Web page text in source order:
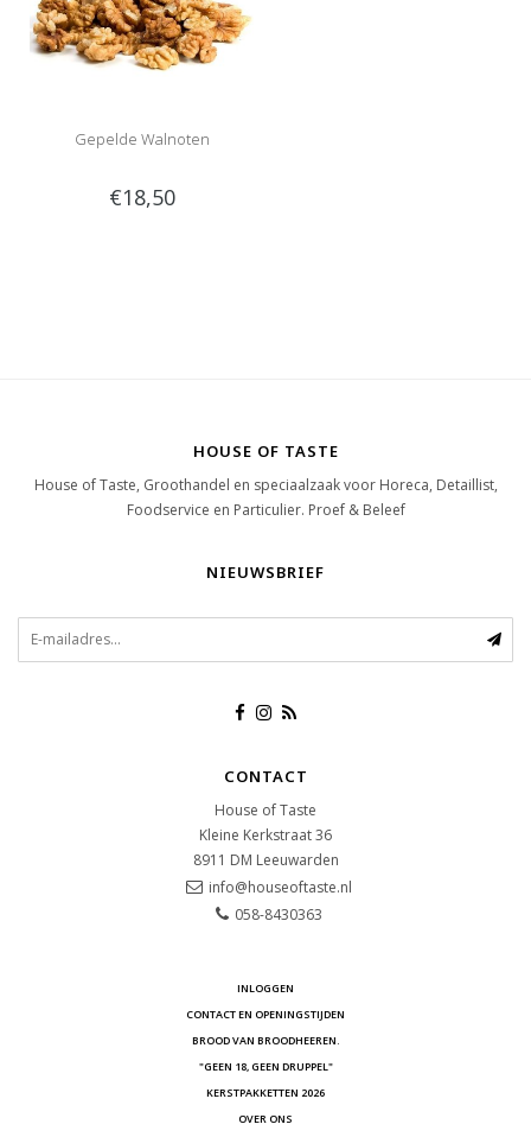
Gepelde Walnoten
€18,50
HOUSE OF TASTE
House of Taste, Groothandel en speciaalzaak voor Horeca, Detaillist,
Foodservice en Particulier. Proef & Beleef
NIEUWSBRIEF
CONTACT
House of Taste
Kleine Kerkstraat 36
8911 DM Leeuwarden
info@houseoftaste.nl
058-8430363
INLOGGEN
CONTACT EN OPENINGSTIJDEN
BROOD VAN BROODHEEREN.
"GEEN 18, GEEN DRUPPEL"
KERSTPAKKETTEN 2026
OVER ONS